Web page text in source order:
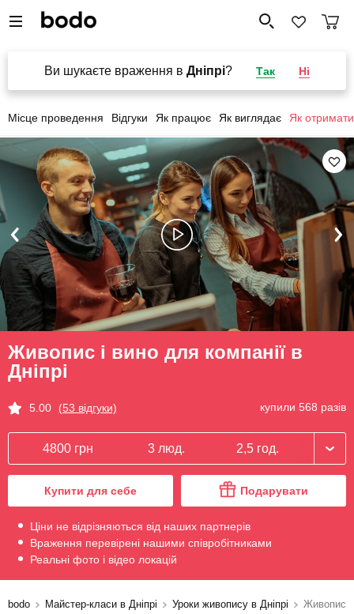
Ви шукаєте враження в Дніпрі? Так Ні
Місце проведення Відгуки Як працює Як виглядає Як отримати
Живопис і вино для компанії в
Дніпрі
5.00 (53 відгуки) купили 568 разів
4800 грн 3 люд. 2,5 год.
Купити для себе Подарувати
Ціни не відрізняються від наших партнерів
Враження перевірені нашими співробітниками
Реальні фото і відео локацій
bodo Майстер-класи в Дніпрі Уроки живопису в Дніпрі Живопис і